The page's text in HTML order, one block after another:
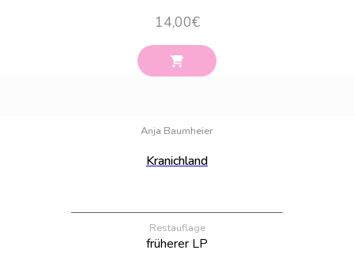
14,00€
Anja Baumheier
Kranichland
Restauflage
früherer LP